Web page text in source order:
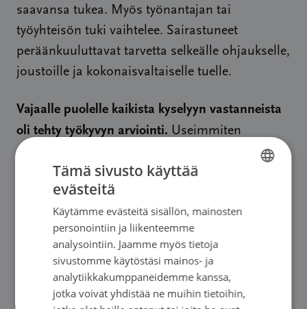
saavansa tukea. Myös työnantajan tai
työyhteisön tuki vaihtelee. Sairastuneet
peräänkuuluttavat tarvetta selkeälle ohjaukselle,
joustoille ja kokonaisvaltaiselle tuelle.
Vajaalle puolelle kaikista kyselyyn vastanneista
oli tehty työkyvyn arviointi. Useimmiten
arviointi tehtiin työterveyshuollossa (67 %) tai
julkisessa terveydenhoidossa (25 %).
Syöpä ja työkyvyttömyys
Vastaajista kolmasosa oli hakenut pysyvää
työkyvyttömyyseläkettä ja joka neljäs
kuntoutustukea eli määräaikaista
SWEDISH
Tämä sivusto käyttää
evästeitä
Käytämme evästeitä sisällön, mainosten
personointiin ja liikenteemme
analysointiin. Jaamme myös tietoja
sivustomme käytöstäsi mainos- ja
analytiikkakumppaneidemme kanssa,
jotka voivat yhdistää ne muihin tietoihin,